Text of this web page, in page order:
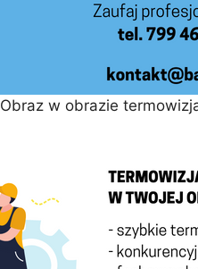
Obraz w obrazie